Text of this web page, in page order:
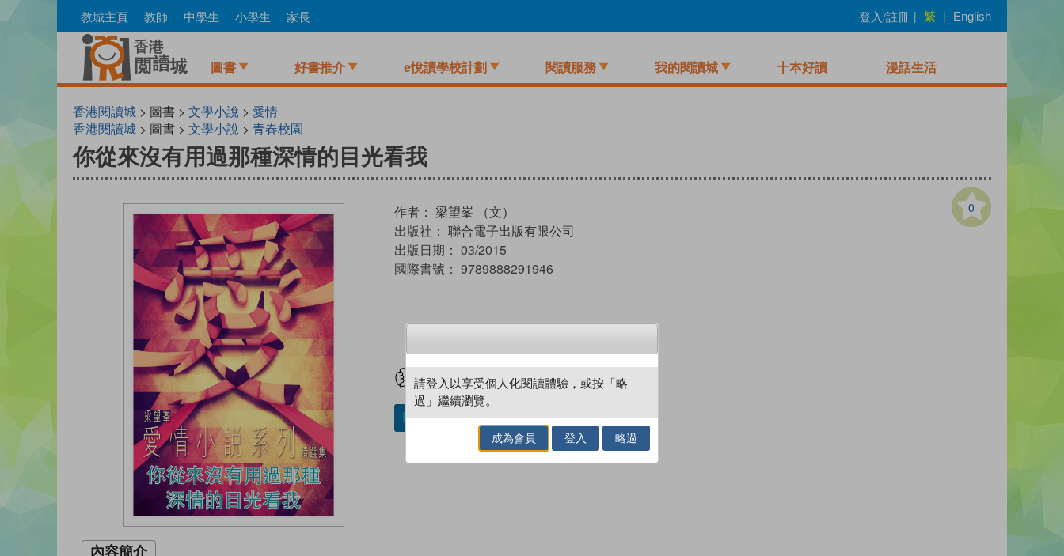
to
教城主頁 教師 中學生 小學生 家長 登入/註冊 | 繁 | English
圖書 好書推介 e悅讀學校計劃 閱讀服務 我的閱讀城 十本好讀 漫話生活
香港閱讀城 > 圖書 > 文學小說 > 愛情
香港閱讀城 > 圖書 > 文學小說 > 青春校園
你從來沒有用過那種深情的目光看我
0
作者： 梁望峯 （文）
出版社： 聯合電子出版有限公司
出版日期： 03/2015
國際書號： 9789888291946
試閲 加入閱讀紀錄
加入／閱讀電子書
內容簡介
請登入以享受個人化閱讀體驗，或按「略
過」繼續瀏覽。
成為會員 登入 略過